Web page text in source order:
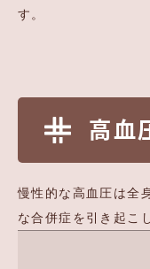
す。
高血
慢性的な高血圧は全
な合併症を引き起こ